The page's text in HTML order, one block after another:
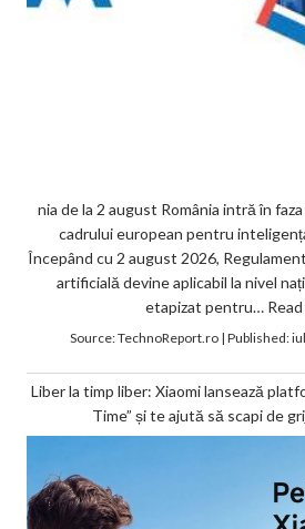
nia de la 2 august România intră în
cadrului european pentru
Începând cu 2 august 2026,
artificială devine aplicabil la nivel
etapizat pentru…
Source:TechnoReport.ro| Published:
Liber la timp liber: Xiaomi lansează
Time” și te ajută să scapi de